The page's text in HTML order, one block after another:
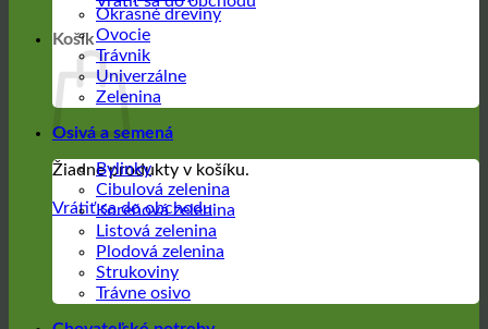
Košík
Žiadne produkty v košíku.
Vrátiť sa do obchodu
Okrasné dreviny
Ovocie
Trávnik
Univerzálne
Zelenina
Osivá a semená
Bylinky
Cibulová zelenina
Koreňová zelenina
Listová zelenina
Plodová zelenina
Strukoviny
Trávne osivo